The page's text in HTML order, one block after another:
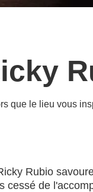
que le lieu vous
Rubio
cessé de